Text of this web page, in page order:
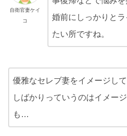
自衛官妻ケイ
コ
婚前にしっかりと
たい所ですね。
優雅なセレブ妻をイメージし
しばかりっていうのはイメー
も…